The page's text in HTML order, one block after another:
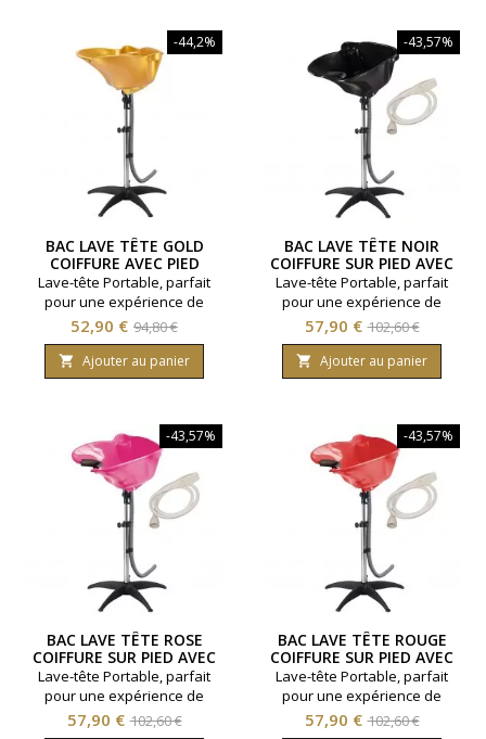
cmUtilisation : Domicile, salon,
PMRColoris : Gris
salon, PMR Coloris : Rouge
-44,2%
BAC LAVE TÊTE GOLD
COIFFURE AVEC PIED
Lave-tête Portable, parfait
pour une expérience de
salon de coiffure où que
vous soyez ! Confort : Appui
cou Matériau : PP durable
Hauteur Réglable : 94 cm à
salon, PMR Coloris : Doré
Prix
52,90 € Prix
de
base
94,80 €
 Ajouter au panier
-43,57%
BAC LAVE TÊTE NOIR
COIFFURE SUR PIED AVEC
DOUCHETTE
Lave-tête Portable, parfait
pour une expérience de
salon de coiffure où que
vous soyez ! Confort : Appui
cou Matériau : PP durable
Hauteur Réglable : 94 cm à
Universelle fabriquée en
plastique résistant
Utilisation : Domicile, salon,
PMR Coloris : Noir
Prix
57,90 € Prix
de
base
102,60 €
 Ajouter au panier
-43,57%
BAC LAVE TÊTE ROSE
COIFFURE SUR PIED AVEC
DOUCHETTE
Lave-tête Portable, parfait
pour une expérience de
salon de coiffure où que
vous soyez ! Confort : Appui
Prix
57,90 € Prix
102,60 €
-43,57%
BAC LAVE TÊTE ROUGE
COIFFURE SUR PIED AVEC
DOUCHETTE
Lave-tête Portable, parfait
pour une expérience de
salon de coiffure où que
vous soyez ! Confort : Appui
Prix
57,90 € Prix
102,60 €